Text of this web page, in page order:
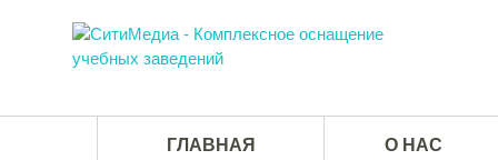
ГЛАВНАЯ О НАС